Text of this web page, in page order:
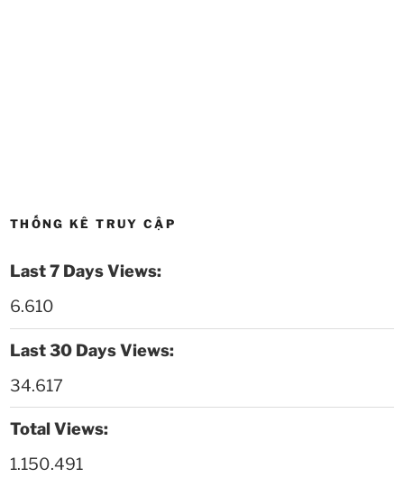
Thời sự thứ 2 Ngày 4-5-2026
Thời sự thứ 2 Ngày 27-4-2026
THỐNG KÊ TRUY CẬP
Last 7 Days Views:
6.610
Last 30 Days Views:
34.617
Total Views:
1.150.491